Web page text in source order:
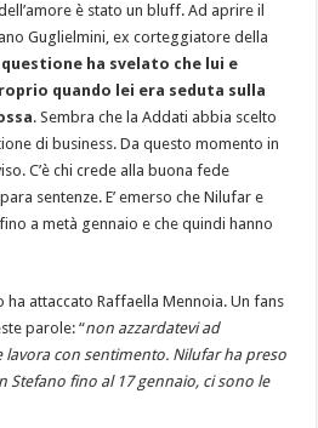
è stato un bluff. Ad aprire il
Guglielmini, ex corteggiatore della
ha svelato che lui e
quando lei era seduta sulla
. Sembra che la Addati abbia scelto
di business. Da questo momento in
C’è chi crede alla buona fede
sentenze. E’ emerso che Nilufar e
a metà gennaio e che quindi hanno
ha attaccato Raffaella Mennoia. Un fans
parole: “non azzardatevi ad
con sentimento. Nilufar ha preso
Stefano fino al 17 gennaio, ci sono le